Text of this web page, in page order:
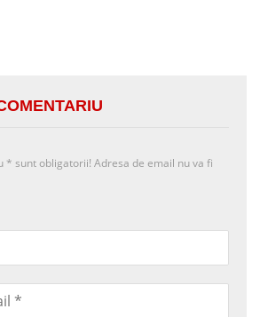
* sunt obligatorii! Adresa de email nu va fi